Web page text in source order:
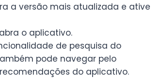
a versão mais atualizada e ative
o aplicativo.
de pesquisa do
pode navegar pelo
do aplicativo.